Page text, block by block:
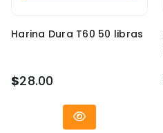
Harina Dura T60 50 libras
$28.00